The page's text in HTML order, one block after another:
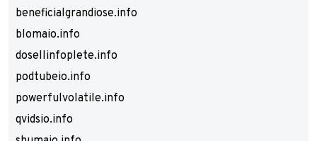
beneficialgrandiose.info
blomaio.info
dosellinfoplete.info
podtubeio.info
powerfulvolatile.info
qvidsio.info